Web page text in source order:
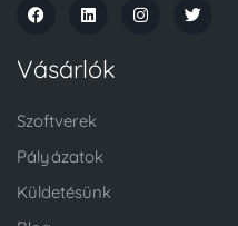
Vásárlók
Szoftverek
Pályázatok
Küldetésünk